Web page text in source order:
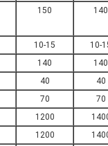
150 140
10-15 10-
140 140
40 40
70 70
1200
1200